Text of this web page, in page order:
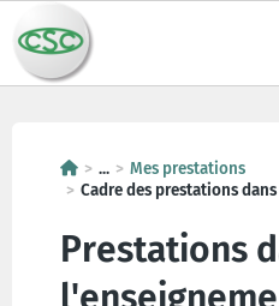
...
Mes prestations
Cadre des prestations
Prestations